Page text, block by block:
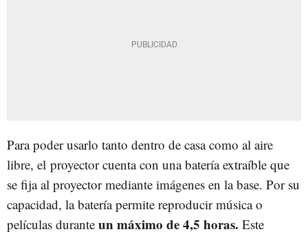
Para poder usarlo tanto dentro de casa como al aire
libre, el proyector cuenta con una batería extraíble que
se fija al proyector mediante imágenes en la base. Por su
capacidad, la batería permite reproducir música o
películas durante un máximo de 4,5 horas. Este